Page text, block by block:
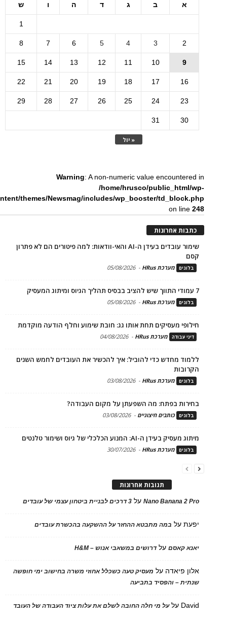
א ב ג ד ה ו ש
« יול
1
2
3
4
5
6
7
8
9
10
11
12
13
14
15
16
17
18
19
20
21
22
23
24
25
26
27
28
29
30
31
Warning: A non-numeric value encountered in
/home/hrusco/public_html/wp-
themes/Newsmag/includes/wp_booster/td_block.php
on line248
כתבות אחרונות
שימור עובדים בעידן ה-AI והאי-וודאות: למה פיטורים הם לא פתרון
קסם
בלוגים מערכת HRus -
05/08/2026
7 עמודי התווך שיש להציב בבסיס תהליך הגיוס ומיתוג המעסיק
בלוגים מערכת HRus -
05/08/2026
חילופי מעסיקים תחת אותו גג: חובת שימוע וחלף הודעה מוקדמת
דיני עבודה מערכת HRus -
04/08/2026
ללמוד מחדש כדי להוביל: איך להכשיר את העובדים לחמש השנים
הקרובות
בלוגים מערכת HRus -
03/08/2026
בחירות בפתח: מה השפעתן על מקום העבודה?
בלוגים כותבים חיצוניים -
03/08/2026
מיתוג מעסיק בעידן ה-AI: המנוע הכלכלי של גיוס ושימור טלנטים
בלוגים מערכת HRus -
30/07/2026
תגובות אחרונות
Nano Banana 2 Proעל 3 דרכים לבניית ביטחון עצמי של עובדים
יפעתעל במה מתבטא ההחזר על ההשקעה בהכשרת עובדים
יאנא קאסםעלדרושים במשאבי אנוש – H&M
אלון פיאדה על מעסיק טעה כשכלל אחוזי משרה בחישוב ימי חופשה
שנתית – והפסיד בתביעה
David עלעל מי חלה החובה לשלם את עלות ציוד העבודה של העובד